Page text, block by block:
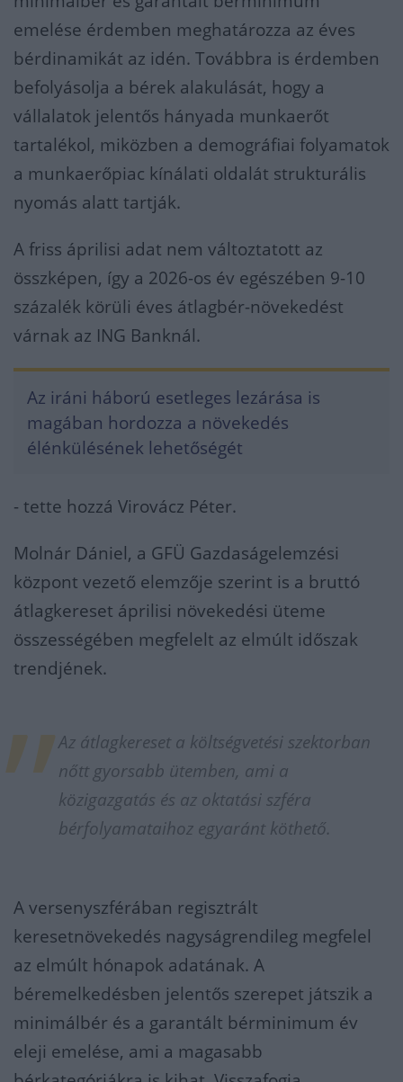
emelése érdemben meghatározza az éves
bérdinamikát az idén. Továbbra is érdemben
befolyásolja a bérek alakulását, hogy a
vállalatok jelentős hányada munkaerőt
tartalékol, miközben a demográfiai folyamatok
a munkaerőpiac kínálati oldalát strukturális
nyomás alatt tartják.
A friss áprilisi adat nem változtatott az
összképen, így a 2026-os év egészében 9-10
százalék körüli éves átlagbér-növekedést
várnak az ING Banknál.
Az iráni háború esetleges lezárása is
magában hordozza a növekedés
élénkülésének lehetőségét
- tette hozzá Virovácz Péter.
Molnár Dániel, a GFÜ Gazdaságelemzési
központ vezető elemzője szerint is a bruttó
átlagkereset áprilisi növekedési üteme
összességében megfelelt az elmúlt időszak
trendjének.
Az átlagkereset a költségvetési szektorban
nőtt gyorsabb ütemben, ami a
közigazgatás és az oktatási szféra
bérfolyamataihoz egyaránt köthető.
A versenyszférában regisztrált
keresetnövekedés nagyságrendileg megfelel
az elmúlt hónapok adatának. A
béremelkedésben jelentős szerepet játszik a
minimálbér és a garantált bérminimum év
eleji emelése, ami a magasabb